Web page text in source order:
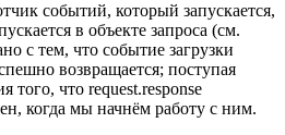
событий, который запускается,
в объекте запроса (см.
с тем, что событие загрузки
возвращается; поступая
того, что request.response
когда мы начнём работу с ним.